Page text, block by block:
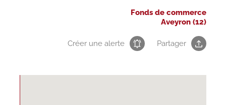
Fonds de commerce
Aveyron (12)
Créer une alerte Partager